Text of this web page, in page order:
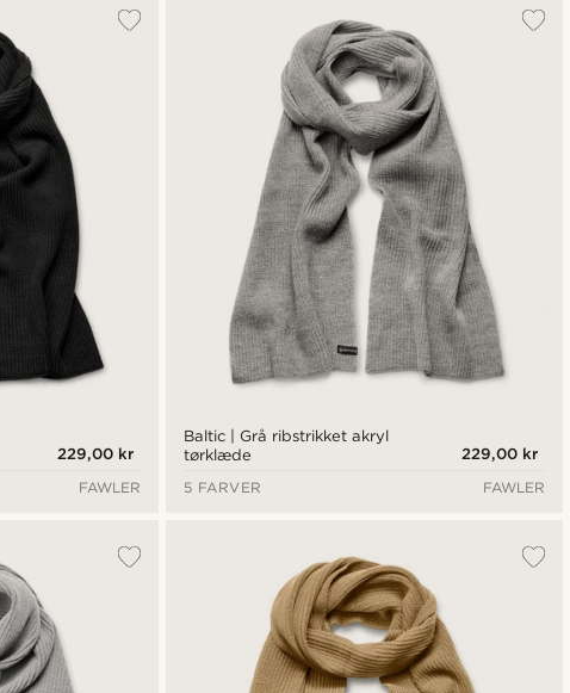
Nyeste
Laveste pris
Højeste pris
229,00 kr
FAWLER
Baltic | Grå ribstrikket akryl
tørklæde
229,00 kr
5 FARVER
FAWLER